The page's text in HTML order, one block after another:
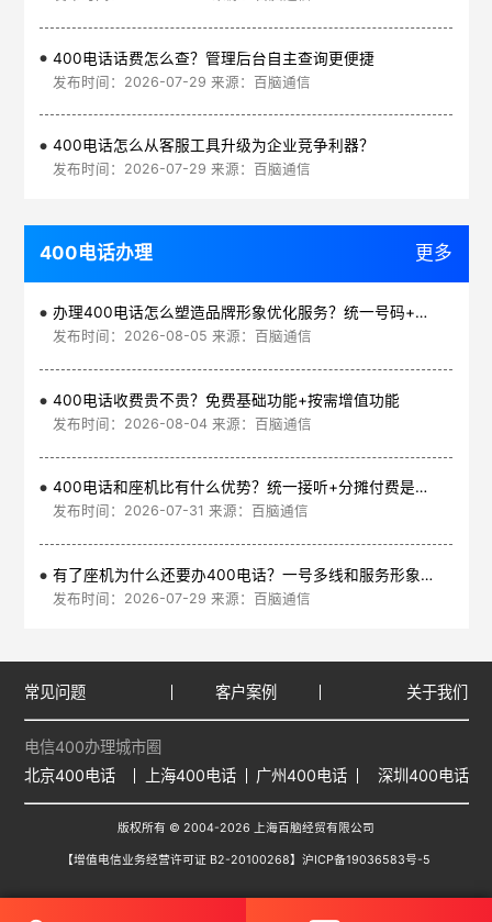
400电话话费怎么查？管理后台自主查询更便捷
发布时间：2026-07-29 来源：百脑通信
400电话怎么从客服工具升级为企业竞争利器？
发布时间：2026-07-29 来源：百脑通信
400电话办理 更多
办理400电话怎么塑造品牌形象优化服务？统一号码+智能管理平台
发布时间：2026-08-05 来源：百脑通信
400电话收费贵不贵？免费基础功能+按需增值功能
发布时间：2026-08-04 来源：百脑通信
400电话和座机比有什么优势？统一接听+分摊付费是核心
发布时间：2026-07-31 来源：百脑通信
有了座机为什么还要办400电话？一号多线和服务形象是核心
发布时间：2026-07-29 来源：百脑通信
常见问题 客户案例 关于我们
电信400办理城市圈
北京400电话
上海400电话 广州400电话 深圳400电话
版权所有 © 2004-2026 上海百脑经贸有限公司
【增值电信业务经营许可证 B2-20100268】 沪ICP备19036583号-5